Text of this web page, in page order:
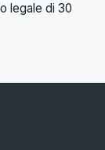
legale di 30